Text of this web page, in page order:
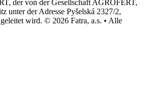
der von der Gesellschaft AGROFERT,
unter der Adresse Pyšelská 2327/2,
wird. © 2026 Fatra, a.s. • Alle